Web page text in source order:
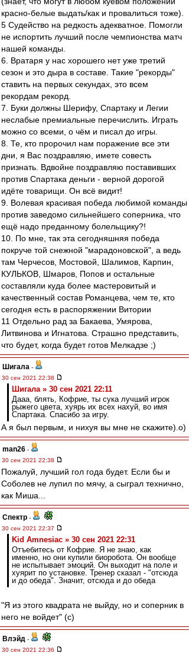
красно-белые выдать/как и провалиться тоже).
5 Судейство на редкость адекватное. Помогли
не испортить лучший после чемпионства матч
нашей команды.
6. Вратаря у нас хорошего нет уже третий
сезон и это дыра в составе. Такие "рекорды"
ставить на первых секундах, это всем
рекордам рекорд.
7. Буки должны Шерифу, Спартаку и Легии
неслабые премиальные перечислить. Играть
можно со всеми, о чём и писал до игры.
8. Те, кто пророчил нам поражение все эти
дни, я Вас поздравляю, имете совесть
признать. Вдвойне поздравляю поставивших
против Спартака деньги - верной дорогой
идёте товарищи. Он всё видит!
9. Волевая красивая победа любимой команды
против заведомо сильнейшего соперника, что
ещё надо преданному болельщику?!
10. По мне, так эта сегодняшняя победа
покруче той снежной "марадоновской", а ведь
там Черчесов, Мостовой, Шалимов, Карпин,
КУЛЬКОВ, Шмаров, Попов и остальные
составляли куда более мастеровитый и
качественный состав Романцева, чем те, кто
сегодня есть в распоряжении Витории
11 Отдельно рад за Бакаева, Умярова,
Литвинова и Игнатова. Страшно представить,
что будет, когда будет готов Мелкадзе ;)
Шигала -
30 сен 2021 22:38
Шигала » 30 сен 2021 22:11
Дааа, блять, Кофрие, ты сука лучший игрок
рыжего цвета, хуярь их всех нахуй, во имя
Спартака. Спасибо за игру.
А я был первым, и нихуя вы мне не скажите).о)
man26 -
30 сен 2021 22:38
Пожалуй, лучший гол года будет. Если бы и
Соболев не лупил по мячу, а сыграл технично,
как Миша...
Спектр -
30 сен 2021 22:37
Kid Amnesiac » 30 сен 2021 22:31
Отъебитесь от Кофрие. Я не знаю, как
именно, но они купили биоробота. Он вообще
не испытывает эмоций. Он выходит на поле и
хуярит по установке. Тренер сказал - "отсюда
и до обеда". Значит, отсюда и до обеда
"Я из этого квадрата не выйду, но и соперник в
него не войдет" (с)
Влэйд -
30 сен 2021 22:36